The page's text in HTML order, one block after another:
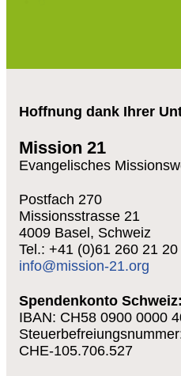
Hoffnung dank Ihrer
Mission 21
Evangelisches
Postfach 270
Missionsstrasse 21
4009 Basel, Schweiz
Tel.: +41 (0)61 260 21 20
info@mission-21.org
Spendenkonto Schweiz:
IBAN: CH58 0900 0000
CHE-105.706.527